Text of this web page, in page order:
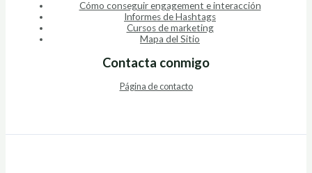
Cómo conseguir engagement e interacción
Informes de Hashtags
Cursos de marketing
Mapa del Sitio
Contacta conmigo
Página de contacto